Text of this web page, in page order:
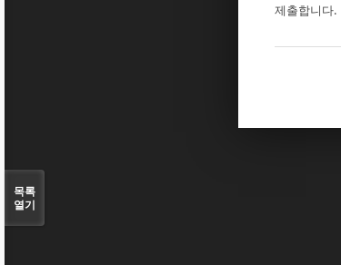
제출합니다.
목록
열기